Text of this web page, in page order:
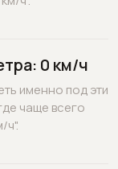
0 км/ч
именно под эти
чаще всего
ч".